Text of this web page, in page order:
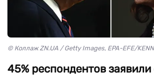
© Коллаж ZN.UA / Getty Images, EPA-EFE/
45% респондентов заявили